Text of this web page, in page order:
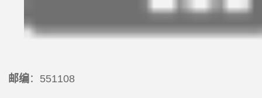
邮编：551108